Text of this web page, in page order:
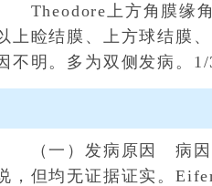
Theodore上方角膜缘角
上睑结膜、上方球结膜
不明。多为双侧发病。
（一）发病原因 病因不
，但均无证据证实。